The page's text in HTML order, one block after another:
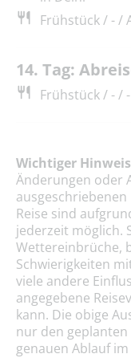
Frühstück / - /
14. Tag:
Frühstück / - / -
Wichtiger
Änderungen oder
Reise sind
jederzeit möglich.
Wettereinbrüche,
Schwierigkeiten
viele andere
angegebene
kann. Die obige
nur den
genauen Ablauf